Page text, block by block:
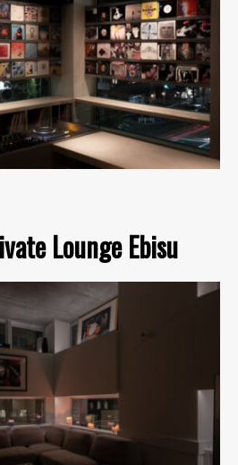
Lounge Ebisu